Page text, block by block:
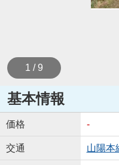
1 / 9
基本情報
価格 -
交通 山陽本